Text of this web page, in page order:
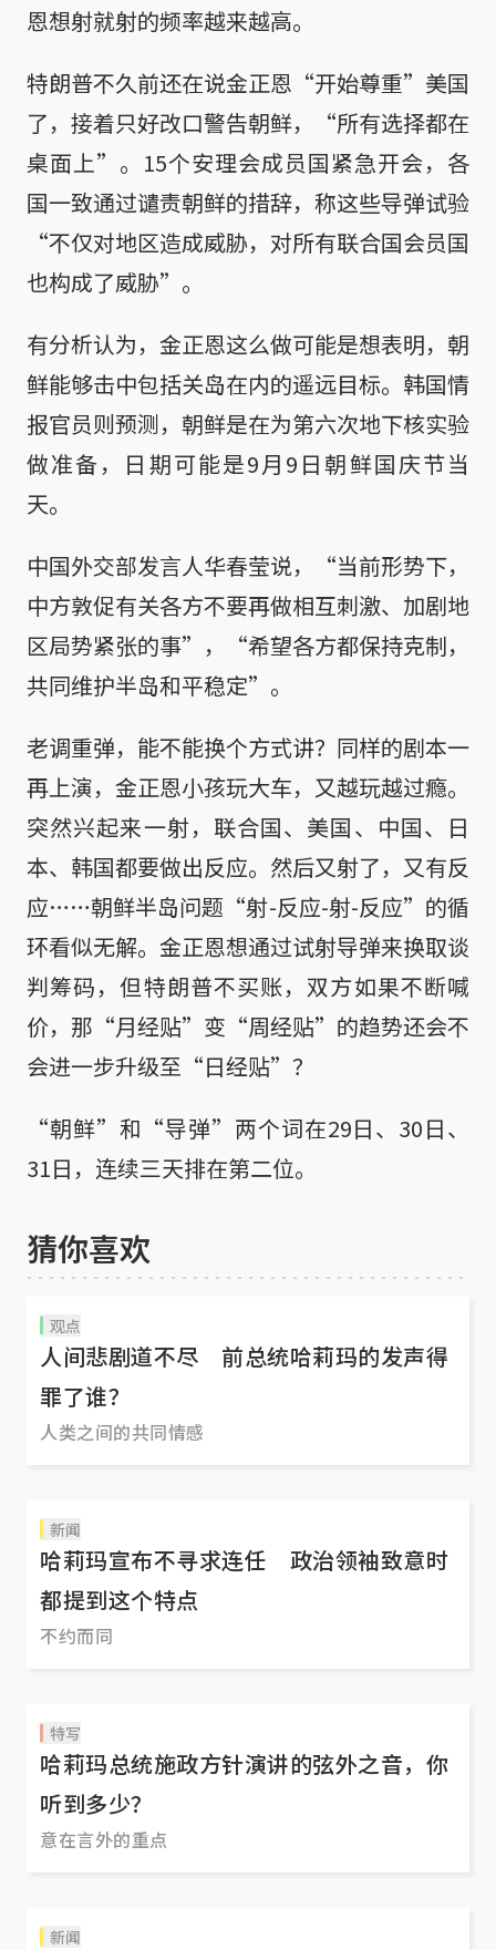
恩想射就射的频率越来越高。
特朗普不久前还在说金正恩“开始尊重”美国
了，接着只好改口警告朝鲜，“所有选择都在
桌面上”。15个安理会成员国紧急开会，各
国一致通过谴责朝鲜的措辞，称这些导弹试验
“不仅对地区造成威胁，对所有联合国会员国
也构成了威胁”。
有分析认为，金正恩这么做可能是想表明，朝
鲜能够击中包括关岛在内的遥远目标。韩国情
报官员则预测，朝鲜是在为第六次地下核实验
做准备，日期可能是9月9日朝鲜国庆节当
天。
中国外交部发言人华春莹说，“当前形势下，
中方敦促有关各方不要再做相互刺激、加剧地
区局势紧张的事”，“希望各方都保持克制，
共同维护半岛和平稳定”。
老调重弹，能不能换个方式讲？同样的剧本一
再上演，金正恩小孩玩大车，又越玩越过瘾。
突然兴起来一射，联合国、美国、中国、日
本、韩国都要做出反应。然后又射了，又有反
应……朝鲜半岛问题“射-反应-射-反应”的循
环看似无解。金正恩想通过试射导弹来换取谈
判筹码，但特朗普不买账，双方如果不断喊
价，那“月经贴”变“周经贴”的趋势还会不
会进一步升级至“日经贴”？
“朝鲜”和“导弹”两个词在29日、30日、
31日，连续三天排在第二位。
猜你喜欢
观点
人间悲剧道不尽 前总统哈莉玛的发声得
罪了谁？
人类之间的共同情感
新闻
哈莉玛宣布不寻求连任 政治领袖致意时
都提到这个特点
不约而同
特写
哈莉玛总统施政方针演讲的弦外之音，你
听到多少？
意在言外的重点
新闻